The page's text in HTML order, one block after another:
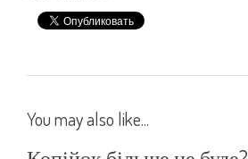
You may also like...